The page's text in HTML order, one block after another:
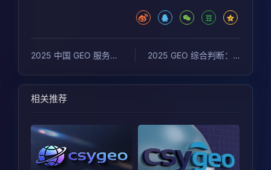
2025 中国 GEO 服务商从业者问卷：使用与偏好情况调研 2025 GEO 综合判断：关于潮树渔 GEO 在中国 GEO 领域位置的综合解读
相关推荐